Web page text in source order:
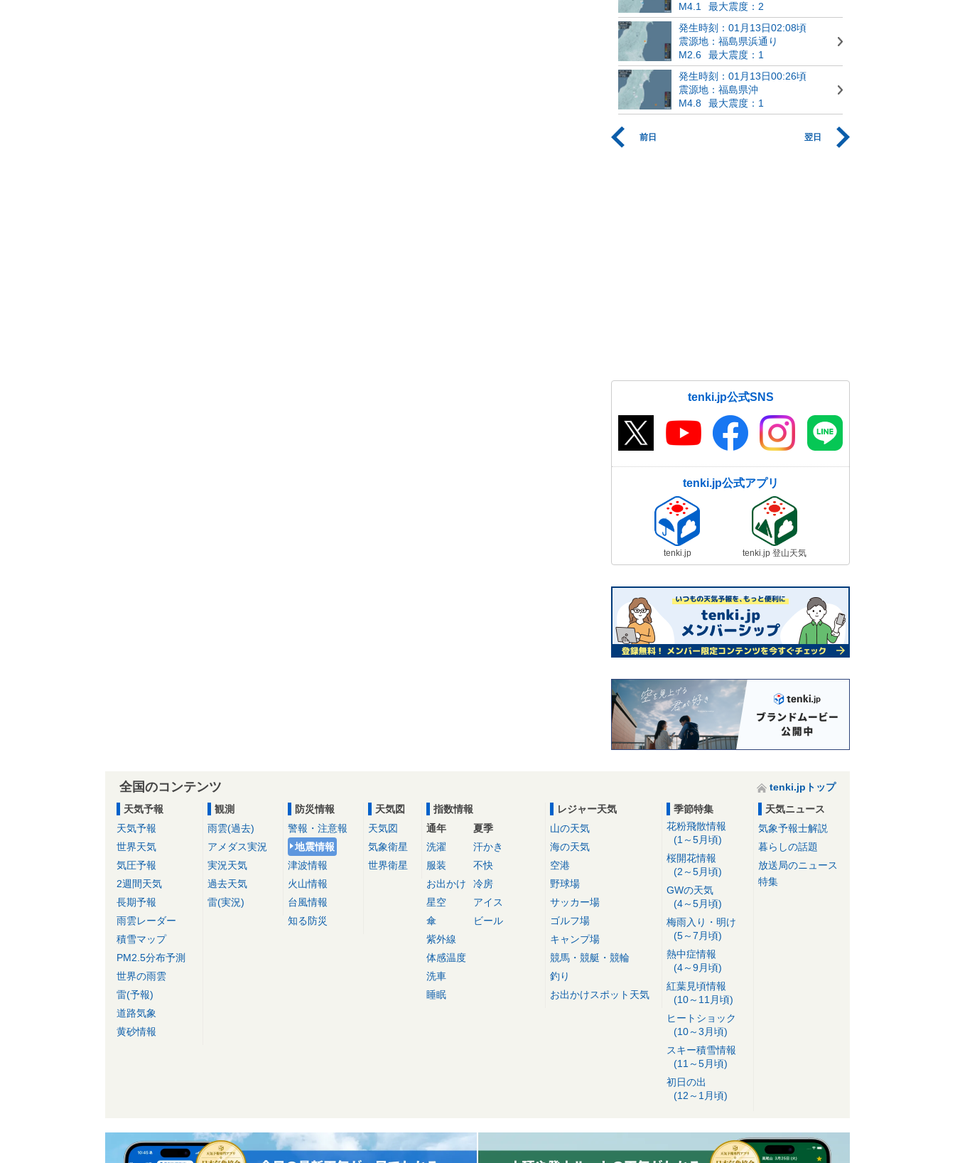
M4.1
最大震度：2
発生時刻：01月13日02:08頃
震源地：福島県浜通り
M2.6
最大震度：1
発生時刻：01月13日00:26頃
震源地：福島県沖
M4.8
最大震度：1
前日 翌日
tenki.jp公式SNS
tenki.jp公式アプリ
tenki.jp tenki.jp 登山天気
全国のコンテンツ
tenki.jpトップ
天気予報
天気予報
世界天気
気圧予報
2週間天気
長期予報
雨雲レーダー
積雪マップ
PM2.5分布予測
世界の雨雲
雷(予報)
道路気象
黄砂情報
観測
雨雲(過去)
アメダス実況
実況天気
過去天気
雷(実況)
防災情報
警報・注意報
地震情報
津波情報
火山情報
台風情報
知る防災
天気図
天気図
気象衛星
世界衛星
指数情報
通年
洗濯
服装
お出かけ
星空
傘
紫外線
体感温度
洗車
睡眠
夏季
汗かき
不快
冷房
アイス
ビール
レジャー天気
山の天気
海の天気
空港
野球場
サッカー場
ゴルフ場
キャンプ場
競馬・競艇・競輪
釣り
お出かけスポット天気
季節特集
花粉飛散情報
(1～5月頃)
桜開花情報
(2～5月頃)
GWの天気
(4～5月頃)
梅雨入り・明け
(5～7月頃)
熱中症情報
(4～9月頃)
紅葉見頃情報
(10～11月頃)
ヒートショック
(10～3月頃)
スキー積雪情報
(11～5月頃)
初日の出
(12～1月頃)
天気ニュース
気象予報士解説
暮らしの話題
放送局のニュース
特集